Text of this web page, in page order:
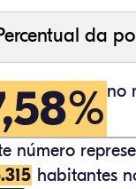
da
no
número
habitantes